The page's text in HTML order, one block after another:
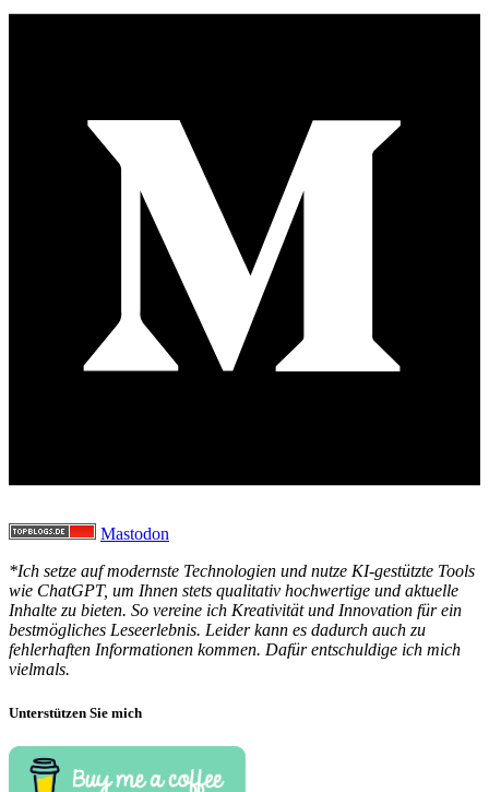
Mastodon
*Ich setze auf modernste Technologien und nutze KI-gestützte Tools
wie ChatGPT, um Ihnen stets qualitativ hochwertige und aktuelle
Inhalte zu bieten. So vereine ich Kreativität und Innovation für ein
bestmögliches Leseerlebnis. Leider kann es dadurch auch zu
fehlerhaften Informationen kommen. Dafür entschuldige ich mich
vielmals.
Unterstützen Sie mich